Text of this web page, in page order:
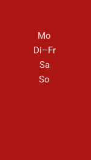
Mo
Di–Fr
Sa
So